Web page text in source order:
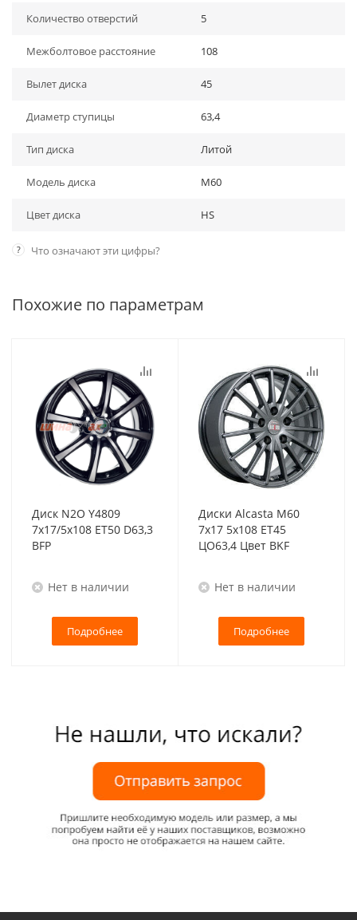
Количество отверстий 5
Межболтовое расстояние 108
Вылет диска 45
Диаметр ступицы 63,4
Тип диска Литой
Модель диска M60
Цвет диска HS
? Что означают эти цифры?
Похожие по параметрам
Диск N2O Y4809
7x17/5x108 ET50 D63,3
BFP
Нет в наличии
Подробнее
Диски Alcasta M60
7x17 5x108 ET45
ЦО63,4 Цвет BKF
Нет в наличии
Подробнее